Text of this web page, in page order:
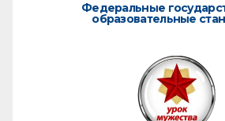
Федеральные
образовательные